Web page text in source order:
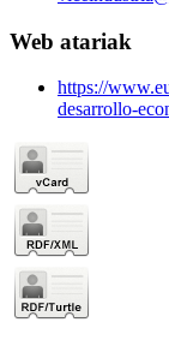
Web atariak
https://
desarrollo-